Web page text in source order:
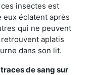
insectes est
eux éclatent après
qui ne peuvent
aplatis
dans son lit.
de sang sur